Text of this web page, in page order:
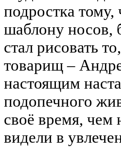
подростка
шаблону носов,
стал рисовать
товарищ –
настоящим
подопечного
своё время, чем
видели в